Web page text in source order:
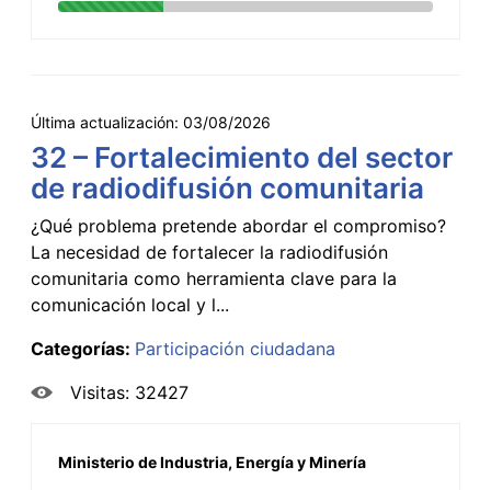
Última actualización: 03/08/2026
32 – Fortalecimiento del sector
de radiodifusión comunitaria
¿Qué problema pretende abordar el compromiso?
La necesidad de fortalecer la radiodifusión
comunitaria como herramienta clave para la
comunicación local y l...
Categorías: Participación ciudadana
Visitas: 32427
Ministerio de Industria, Energía y Minería